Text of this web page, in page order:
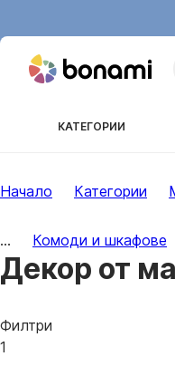
КАТЕГОРИИ
Начало Категории
... Комоди и шкафове
Декор от
Филтри
1